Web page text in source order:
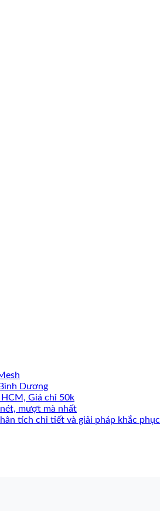
Dương
Giá chỉ 50k
mượt mà nhất
tích chi tiết và giải pháp khắc phục